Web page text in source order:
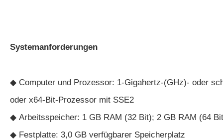
Systemanforderungen
◆ Computer und Prozessor: 1-Gigahertz-(GHz)- oder
oder x64-Bit-Prozessor mit SSE2
◆ Arbeitsspeicher: 1 GB RAM (32 Bit); 2 GB RAM (64
◆ Festplatte: 3,0 GB verfügbarer Speicherplatz